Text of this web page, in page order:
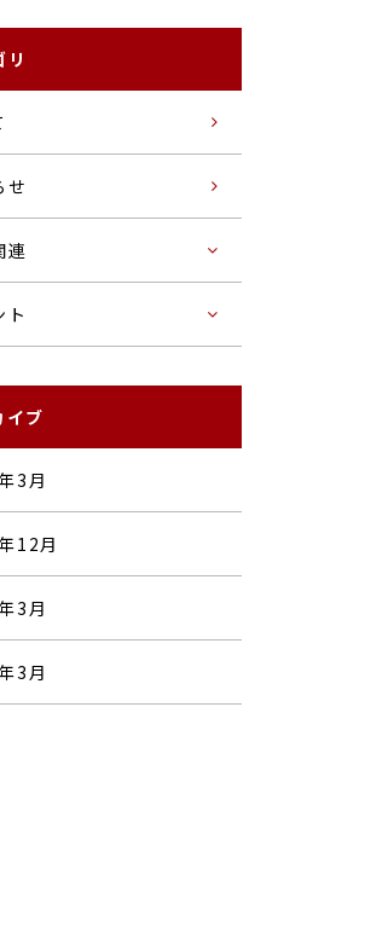
リ
せ
連
ト
イブ
3月
12月
3月
3月